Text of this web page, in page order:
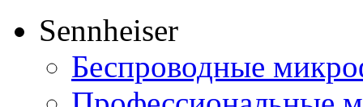
Sennheiser
Беспроводные